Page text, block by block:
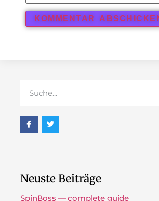
Neuste Beiträge
SpinBoss — complete guide